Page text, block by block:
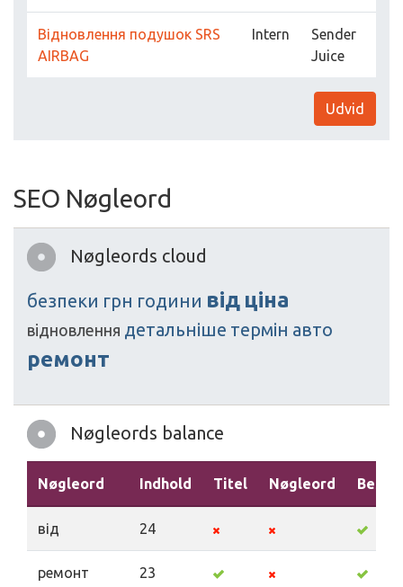
Відновлення подушок SRS
AIRBAG
Intern
Sender
Juice
Udvid
SEO Nøgleord
Nøgleords cloud
безпеки грн години від ціна
відновлення детальніше термін авто
ремонт
Nøgleords balance
Nøgleord Indhold Titel Nøgleord
від 24
ремонт 23